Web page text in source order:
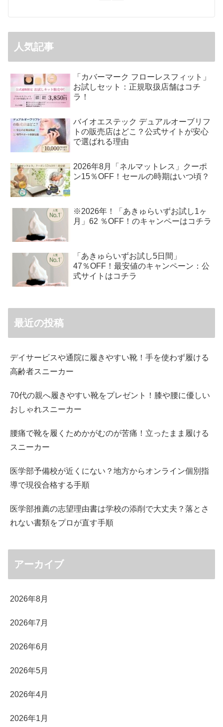
人気記事
「カバーマーク フローレスフィット」
お試しセット：正規取扱店舗はコチ
ラ！
バイオエステック デュアルオーブリフ
トの販売店はどこ？公式サイトが安心
で選ばれる理由
2026年8月「ネルマットレス」クーポ
ン15％OFF！セールの時期はいつ頃？
※2026年！「あきゅらいずお試し1ヶ
月」62 ％OFF！のキャンペーはコチラ
「あきゅらいずお試し5日間」
47％OFF！最安値のキャンペーン：公
式サイトはコチラ
最近の投稿
デイサービスや通院に履きやすい靴！手を使わず履ける
高齢者スニーカー
70代の親へ履きやすい靴をプレゼント！膝や腰に優しい
おしゃれスニーカー
腰痛で靴を履くためかがむのが苦痛！立ったまま履ける
スニーカー
医学部予備校が近くにない？地方からオンライン個別指
導で現役合格する手順
医学部推薦の志望理由書は学校の添削で大丈夫？落とさ
れない書類をプロが直す手順
アーカイブ
2026年8月
2026年7月
2026年6月
2026年5月
2026年4月
2026年1月